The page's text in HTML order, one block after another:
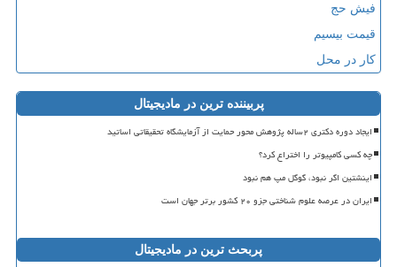
فیش حج
قیمت بیسیم
کار در محل
پربیننده ترین در مادیجیتال
ایجاد دوره دکتری ۲ساله پژوهش محور حمایت از آزمایشگاه تحقیقاتی اساتید
چه کسی کامپیوتر را اختراع کرد؟
اینشتین اگر نبود، گوگل مپ هم نبود
ایران در عرصه علوم شناختی جزو ۲۰ کشور برتر جهان است
پربحث ترین در مادیجیتال